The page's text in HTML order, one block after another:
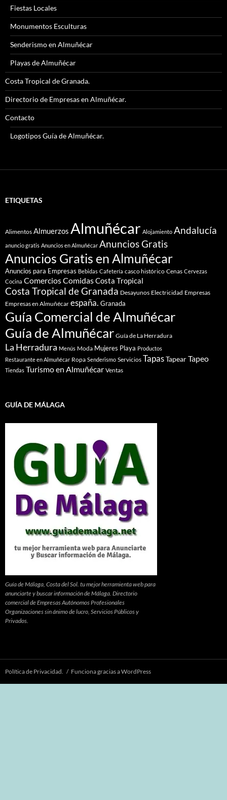
Fiestas Locales
Monumentos Esculturas
Senderismo en Almuñécar
Playas de Almuñécar
Costa Tropical de Granada.
Directorio de Empresas en Almuñécar.
Contacto
Logotipos Guía de Almuñécar.
ETIQUETAS
Alimentos Almuerzos Almuñécar Alojamiento Andalucía
anuncio gratis Anuncios en Almuñécar Anuncios Gratis
Anuncios Gratis en Almuñécar
Anuncios para Empresas Bebidas Cafetería casco histórico Cenas Cervezas
Cocina ComerciosComidasCosta Tropical
Costa Tropical de Granada Desayunos Electricidad Empresas
Empresas en Almuñécar españa. Granada
Guía Comercial de Almuñécar
Guía de Almuñécar Guía de La Herradura
La Herradura Menús Moda Mujeres Playa Productos
Restaurante en Almuñécar Ropa Senderismo Servicios TapasTapearTapeo
Tiendas Turismo en Almuñécar Ventas
GUÍA DE MÁLAGA
Guía de Málaga, Costa del Sol. tu mejor herramienta web para
anunciarte y buscar información de Málaga. Directorio
comercial de Empresas Autónomos Profesionales
Organizaciones sin ánimo de lucro, Servicios Públicos y
Privados.
Política de Privacidad. Funciona gracias a WordPress